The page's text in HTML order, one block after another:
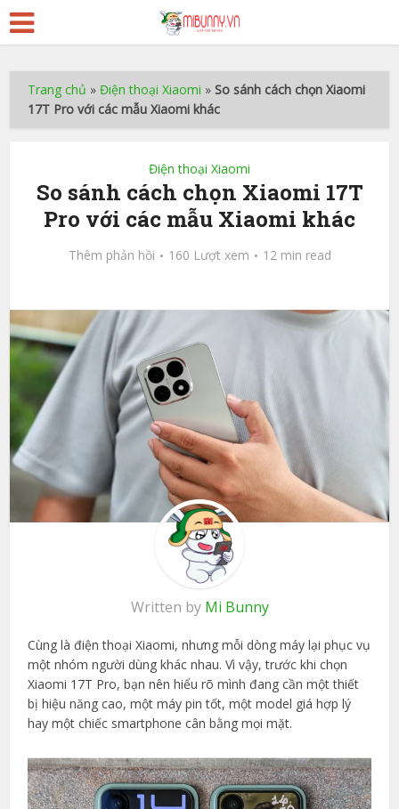
Trang chủ »Điện thoại Xiaomi »So sánh cách chọn Xiaomi
17T Pro với các mẫu Xiaomi khác
Điện thoại Xiaomi
So sánh cách chọn Xiaomi 17T
Pro với các mẫu Xiaomi khác
Thêm phản hồi 160 Lượt xem 12 min read
Written by Mi Bunny
Cùng là điện thoại Xiaomi, nhưng mỗi dòng máy lại phục vụ
một nhóm người dùng khác nhau. Vì vậy, trước khi chọn
Xiaomi 17T Pro, bạn nên hiểu rõ mình đang cần một thiết
bị hiệu năng cao, một máy pin tốt, một model giá hợp lý
hay một chiếc smartphone cân bằng mọi mặt.